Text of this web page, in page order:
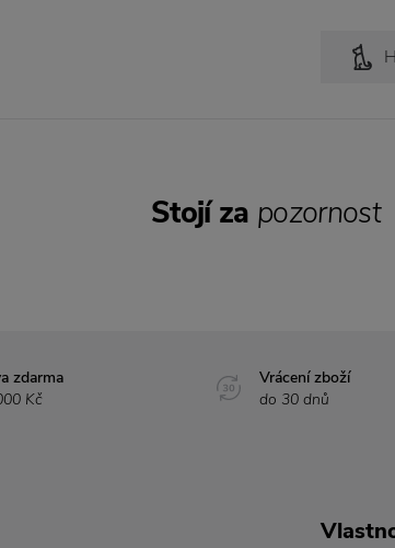
zdarma
Kč
Vrácení zboží
do 30 dnů
Stojí za pozornost